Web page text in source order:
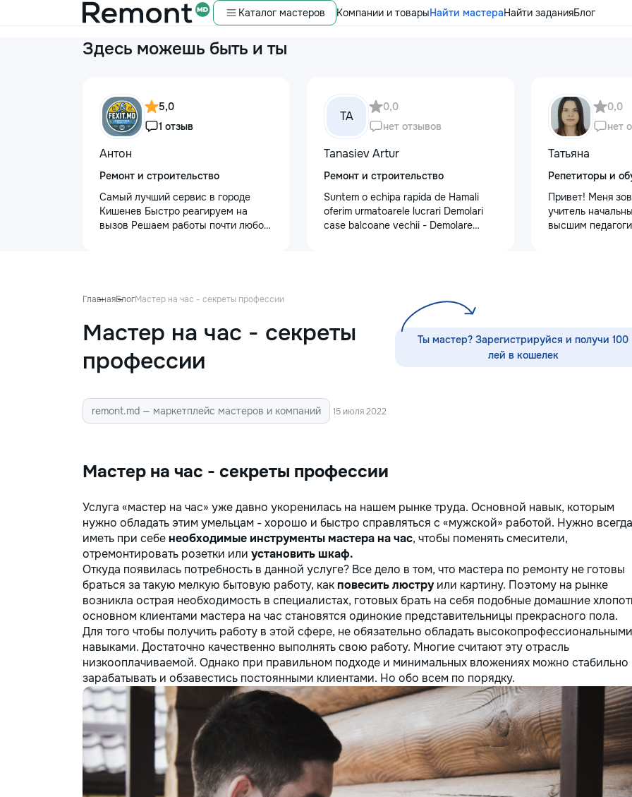
Каталог мастеров Компании и товарыНайти мастераНайти заданияБлог
Здесь можешь быть и ты
5,0
1 отзыв
Антон
Ремонт и строительство
Самый лучший сервис в городе
Кишенев Быстро реагируем на
вызов Решаем работы почти любой
быту? Наши профессиональные
справиться с любыми мелкими
ремонтами и задачами в доме и на
даче! Мы предоставляем широкий
спектр услуг, используя
эффективно решить бытовые
проблемы. Наши услуги включают:
мебели: от стульев до шкафов и
полок. • Монтаж и крепление —
крючков и штор. Все крепления
надежны и безопасны. • Мелкий
ремонт сантехники — устранение
протечек, замена смесителей,
сливных механизмов, ремонт
унитазов и раковин. •
Электрические работы — замена
розеток, выключателей, лампочек,
подключение бытовой техники. •
Ремонт и обслуживание окон и
дверей — регулировка дверей и
окон, замена петель, установка
замков. • Ремонт и отделка —
поклейка обоев, заделка трещин,
замена плитки, другие мелкие
отделочные работы. •
Благоустройство и уборка —
помощь в организации
пространства, установке полок, а
также садоводство и помощь в
уходе за дачей. Почему выбирают
TA
0,0
нет отзывов
Tanasiev Artur
Ремонт и строительство
Suntem o echipa rapida de Hamali
oferim urmatoarele lucrari Demolari
case balcoane vechii - Demolare
Demontat parchet,sapă,teracota -
Servicii curatenie subsol la inaltime...
0,0
нет
Татьяна
Репетиторы и
Привет! Меня
учитель
высшим
✨ обучение
мышления ✨
ориентировка в
моторика ✨
письму ✨
обучению Для
языку,
письму ⭐️
обучении ⭐️
развитие речи
особенный — я
именно к вашему!
весело,
детям и заботой
Пишите в
звоните: 📱
— это интересно!
открывать этот
малыш
ГлавнаяБлогМастер на час - секреты профессии
Мастер на час - секреты
профессии
Ты мастер? Зарегистрируйся и получи 100
лей в кошелек
remont.md — маркетплейс мастеров и компаний 15 июля 2022
Мастер на час - секреты профессии
Услуга «мастер на час» уже давно укоренилась на нашем рынке труда. Основной навык, которым
нужно обладать этим умельцам - хорошо и быстро справляться с «мужской» работой. Нужно всегда
иметь при себенеобходимые инструменты мастера на час, чтобы поменять смесители,
отремонтировать розетки или установить шкаф.
Откуда появилась потребность в данной услуге? Все дело в том, что мастера по ремонту не готовы
браться за такую мелкую бытовую работу, какповесить люструили картину. Поэтому на рынке
возникла острая необходимость в специалистах, готовых брать на себя подобные домашние
основном клиентами мастера на час становятся одинокие представительницы прекрасного пола.
Для того чтобы получить работу в этой сфере, не обязательно обладать высокопрофессиональными
навыками. Достаточно качественно выполнять свою работу. Многие считают эту отрасль
низкооплачиваемой. Однако при правильном подходе и минимальных вложениях можно стабильно
зарабатывать и обзавестись постоянными клиентами. Но обо всем по порядку.